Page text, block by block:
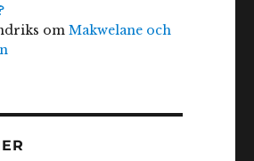
omMakwelane och